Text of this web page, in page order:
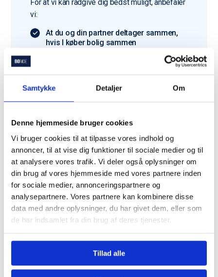
Samtykke Detaljer Om
Denne hjemmeside bruger cookies
Vi bruger cookies til at tilpasse vores indhold og
annoncer, til at vise dig funktioner til sociale medier og til
at analysere vores trafik. Vi deler også oplysninger om
din brug af vores hjemmeside med vores partnere inden
for sociale medier, annonceringspartnere og
analysepartnere. Vores partnere kan kombinere disse
data med andre oplysninger, du har givet dem, eller som
de har indsamlet fra din brug af deres tjenester.
Tillad alle
For at vi kan rådgive dig bedst muligt, anbefaler
vi:
At du og din partner deltager sammen,
hvis I køber bolig sammen
At du har gjort dig tanker om boligtype
Har du ikke alt klar? Bare rolig – vi hjælper dig
godt i gang.
Du er langt fra den eneste
der bruger Bomae
Trustpilot